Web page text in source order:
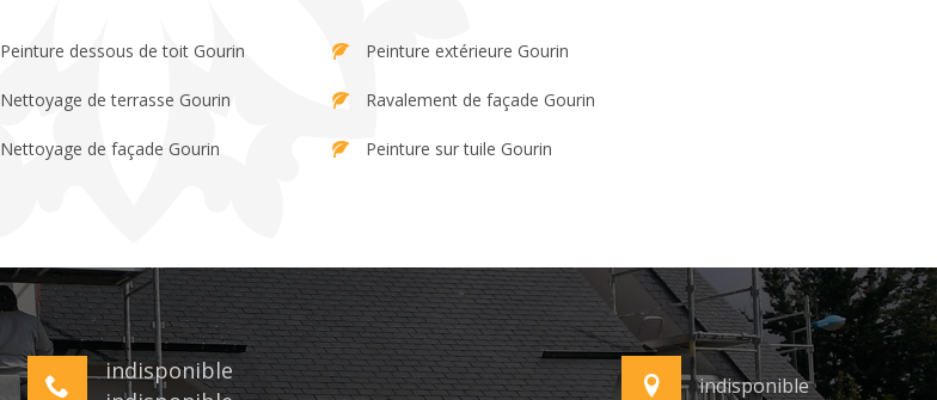
Peinture dessous de toit Gourin
Nettoyage de terrasse Gourin
Nettoyage de façade Gourin
Peinture extérieure Gourin
Ravalement de façade Gourin
Peinture sur tuile Gourin
indisponible
indisponible